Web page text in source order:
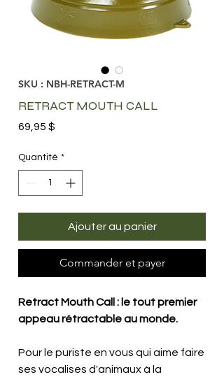
SKU : NBH-RETRACT-M
RETRACT MOUTH CALL
69,95 $
Quantité *
Ajouter au panier
Commander et payer
Retract Mouth Call : le tout premier
appeau rétractable au monde.
Pour le puriste en vous qui aime faire
ses vocalises d'animaux à la